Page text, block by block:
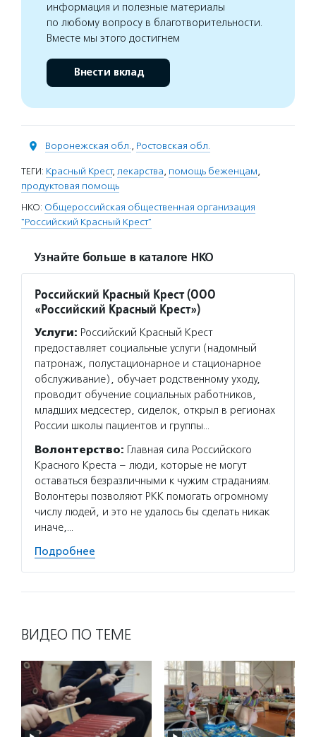
информация и полезные материалы
по любому вопросу в благотворительности.
Вместе мы этого достигнем
Внести вклад
Воронежская обл., Ростовская обл.
ТЕГИ: Красный Крест, лекарства, помощь беженцам,
продуктовая помощь
НКО: Общероссийская общественная организация
"Российский Красный Крест"
Узнайте больше в каталоге НКО
Российский Красный Крест (ООО
«Российский Красный Крест»)
Услуги: Российский Красный Крест
предоставляет социальные услуги (надомный
патронаж, полустационарное и стационарное
обслуживание), обучает родственному уходу,
проводит обучение социальных работников,
младших медсестер, сиделок, открыл в регионах
России школы пациентов и группы…
Волонтерство: Главная сила Российского
Красного Креста – люди, которые не могут
оставаться безразличными к чужим страданиям.
Волонтеры позволяют РКК помогать огромному
числу людей, и это не удалось бы сделать никак
иначе,…
Подробнее
ВИДЕО ПО ТЕМЕ